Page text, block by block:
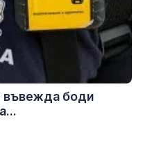
въвежда боди